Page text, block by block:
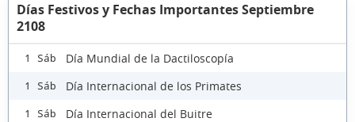
Días Festivos y Fechas Importantes Septiembre
2108
1 Sáb Día Mundial de la Dactiloscopía
1 Sáb Día Internacional de los Primates
1 Sáb Día Internacional del Buitre